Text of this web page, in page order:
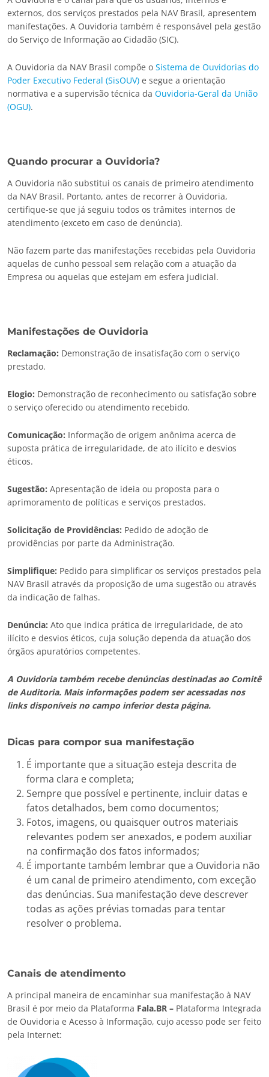
externos, dos serviços prestados pela NAV Brasil, apresentem
manifestações. A Ouvidoria também é responsável pela gestão
do Serviço de Informação ao Cidadão (SIC).
A Ouvidoria da NAV Brasil compõe o Sistema de Ouvidorias do
Poder Executivo Federal (SisOUV) e segue a orientação
normativa e a supervisão técnica da Ouvidoria-Geral da União
(OGU).
Quando procurar a Ouvidoria?
A Ouvidoria não substitui os canais de primeiro atendimento
da NAV Brasil. Portanto, antes de recorrer à Ouvidoria,
certifique-se que já seguiu todos os trâmites internos de
atendimento (exceto em caso de denúncia).
Não fazem parte das manifestações recebidas pela Ouvidoria
aquelas de cunho pessoal sem relação com a atuação da
Empresa ou aquelas que estejam em esfera judicial.
Manifestações de Ouvidoria
Reclamação: Demonstração de insatisfação com o serviço
prestado.
Elogio: Demonstração de reconhecimento ou satisfação sobre
o serviço oferecido ou atendimento recebido.
Comunicação: Informação de origem anônima acerca de
suposta prática de irregularidade, de ato ilícito e desvios
éticos.
Sugestão: Apresentação de ideia ou proposta para o
aprimoramento de políticas e serviços prestados.
Solicitação de Providências: Pedido de adoção de
providências por parte da Administração.
Simplifique: Pedido para simplificar os serviços prestados pela
NAV Brasil através da proposição de uma sugestão ou através
da indicação de falhas.
Denúncia: Ato que indica prática de irregularidade, de ato
ilícito e desvios éticos, cuja solução dependa da atuação dos
órgãos apuratórios competentes.
A Ouvidoria também recebe denúncias destinadas ao Comitê
de Auditoria. Mais informações podem ser acessadas nos
links disponíveis no campo inferior desta página.
Dicas para compor sua manifestação
É importante que a situação esteja descrita de
forma clara e completa;
Sempre que possível e pertinente, incluir datas e
fatos detalhados, bem como documentos;
Fotos, imagens, ou quaisquer outros materiais
relevantes podem ser anexados, e podem auxiliar
na confirmação dos fatos informados;
É importante também lembrar que a Ouvidoria não
é um canal de primeiro atendimento, com exceção
das denúncias. Sua manifestação deve descrever
todas as ações prévias tomadas para tentar
resolver o problema.
Canais de atendimento
A principal maneira de encaminhar sua manifestação à NAV
Brasil é por meio da Plataforma Fala.BR – Plataforma Integrada
de Ouvidoria e Acesso à Informação, cujo acesso pode ser feito
pela Internet: